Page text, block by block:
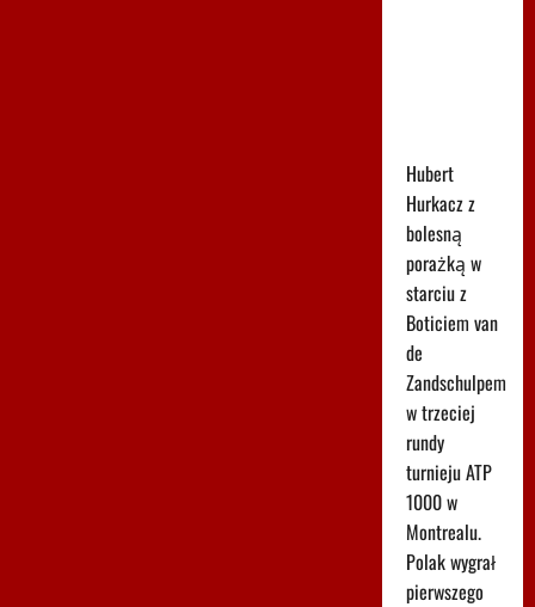
Hubert
Hurkacz z
bolesną
porażką w
starciu z
Boticiem van
de
Zandschulpem
w trzeciej
rundy
turnieju ATP
1000 w
Montrealu.
Polak wygrał
pierwszego